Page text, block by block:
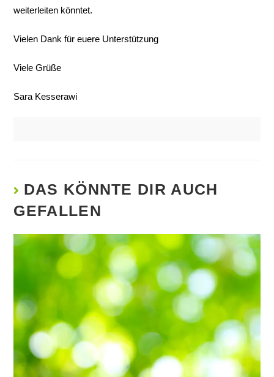
weiterleiten könntet.
Vielen Dank für euere Unterstützung
Viele Grüße
Sara Kesserawi
DAS KÖNNTE DIR AUCH
GEFALLEN